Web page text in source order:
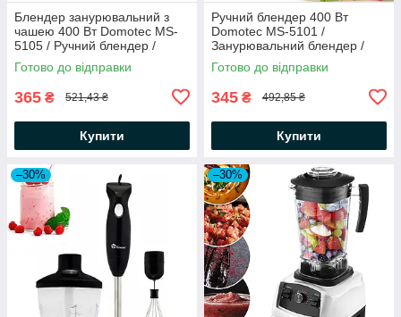
Блендер занурювальний з
чашею 400 Вт Domotec MS-
5105 / Ручний блендер /
Занурювальний подрібнювач
Готово до відправки
365 ₴ 521,43 ₴
Купити
Ручний блендер 400 Вт
Domotec MS-5101 /
Занурювальний блендер /
Стаціонарний блендер
подрібнювач
Готово до відправки
345 ₴ 492,85 ₴
Купити
–30% –30%